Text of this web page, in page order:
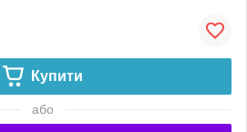
Купити
або